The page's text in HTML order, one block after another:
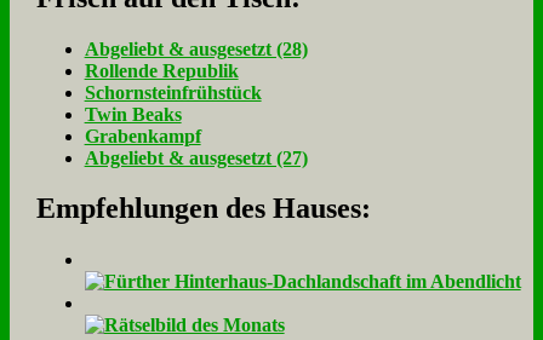
Ab­ge­liebt & aus­ge­setzt (28)
Rol­len­de Re­pu­blik
Schorn­stein­früh­stück
Twin Beaks
Gra­ben­kampf
Ab­ge­liebt & aus­ge­setzt (27)
Empfehlungen des Hauses: